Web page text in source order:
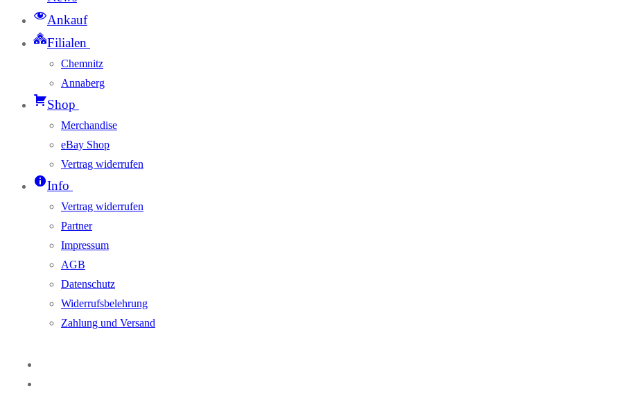
Ankauf
Filialen
Chemnitz
Annaberg
Shop
Merchandise
eBay Shop
Vertrag widerrufen
Info
Vertrag widerrufen
Partner
Impressum
AGB
Datenschutz
Widerrufsbelehrung
Zahlung und Versand